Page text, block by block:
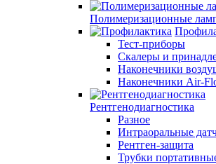
Полимеризационные
Тест-приборы
Скалеры и
Наконечники
Наконечники Air-
Рентгенодиагностика
Разное
Интраоральные
Рентген-защита
Трубки